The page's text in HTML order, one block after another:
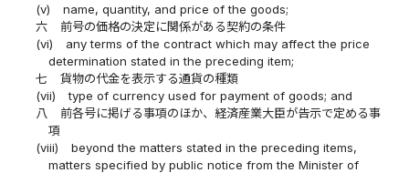
(v)
name, quantity, and price of the goods;
六
前号の価格の決定に関係がある契約の条件
(vi)
any terms of the contract which may affect the price
determination stated in the preceding item;
七
貨物の代金を表示する通貨の種類
(vii)
type of currency used for payment of goods; and
八
前各号に掲げる事項のほか、経済産業大臣が告示で定める事
項
(viii)
beyond the matters stated in the preceding items,
matters specified by public notice from the Minister of